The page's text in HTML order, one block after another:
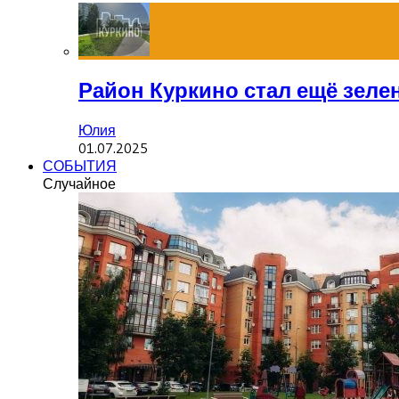
Район Куркино стал ещё
Юлия
01.07.2025
СОБЫТИЯ
Случайное